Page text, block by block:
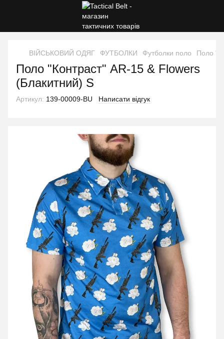
ВІЙСЬКОВИЙ ОДЯГ ФУТБОЛКИ Футболки поло Поло
Поло "Контраст" AR-15 & Flowers
(Блакитний) S
Артикул: 139-00009-BU Написати відгук